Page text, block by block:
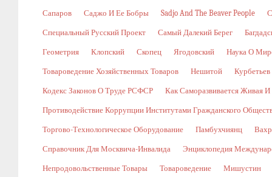
Сапаров Саджо И Ее Бобры Sadjo And The Beaver People
Специальный Русский Проект Самый Далекий Берег
Геометрия Клопский Скопец Ягодовский Наука О
Товароведение Хозяйственных Товаров Нешитой Курбетьев
Кодекс Законов О Труде РСФСР Как Саморазвивается Живая
Противодействие Коррупции Институтами Гражданского
Торгово-Технологическое Оборудование Памбухчиянц
Справочник Для Москвича-Инвалида Энциклопедия
Непродовольственные Товары Товароведение Мишустин